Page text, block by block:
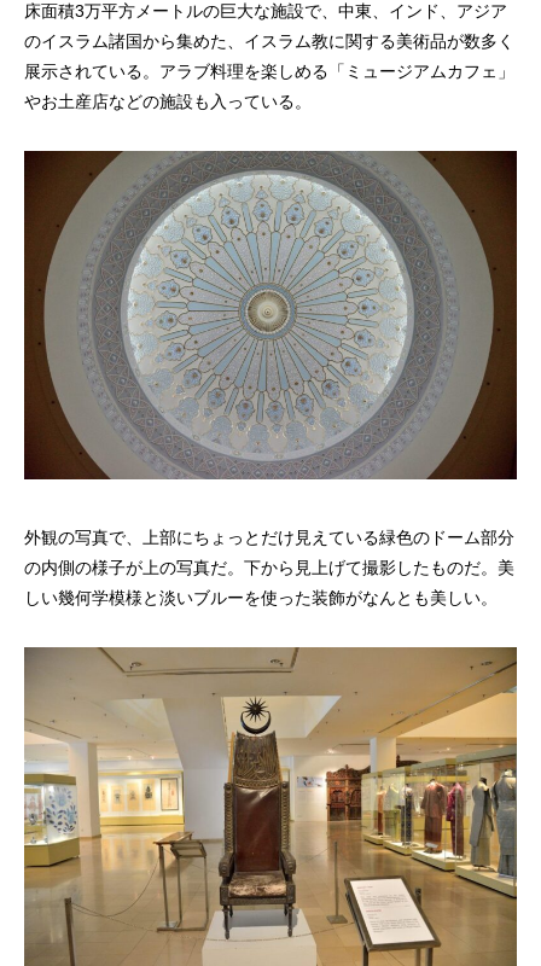
床面積3万平方メートルの巨大な施設で、中東、インド、アジア
のイスラム諸国から集めた、イスラム教に関する美術品が数多く
展示されている。アラブ料理を楽しめる「ミュージアムカフェ」
やお土産店などの施設も入っている。
外観の写真で、上部にちょっとだけ見えている緑色のドーム部分
の内側の様子が上の写真だ。下から見上げて撮影したものだ。美
しい幾何学模様と淡いブルーを使った装飾がなんとも美しい。